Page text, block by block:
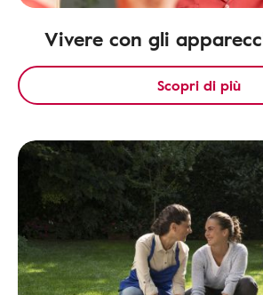
Vivere con gli
Scopri di più